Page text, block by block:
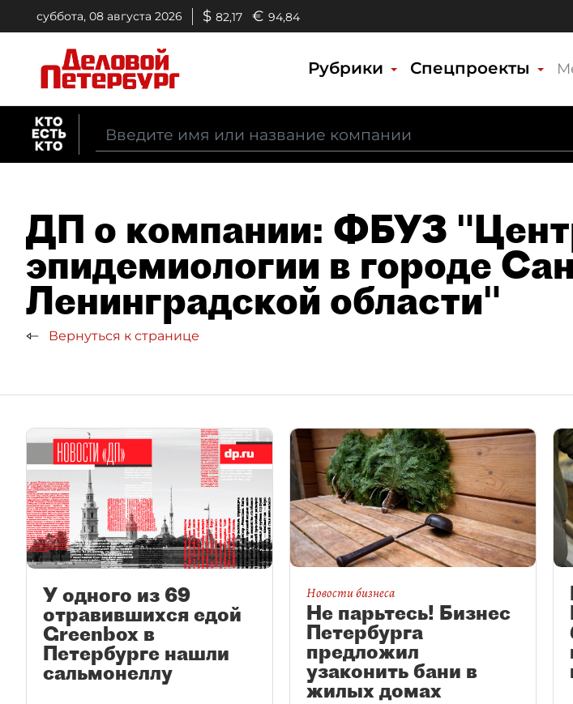
суббота, 08 августа 2026 $ 82,17 € 94,84
Рубрики Спецпроекты
ДП о компании: ФБУЗ
эпидемиологии в городе
Ленинградской области"
Вернуться к странице
У одного из 69
отравившихся едой
Greenbox в
Петербурге нашли
сальмонеллу
Новости бизнеса
Не парьтесь! Бизнес
Петербурга
предложил
узаконить бани в
жилых домах